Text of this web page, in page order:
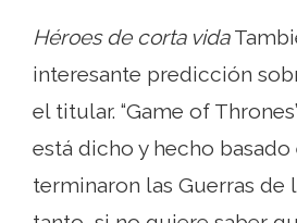
Héroes de corta vida
interesante predicción
el titular. “Game of
está dicho y hecho
terminaron las Guerras de